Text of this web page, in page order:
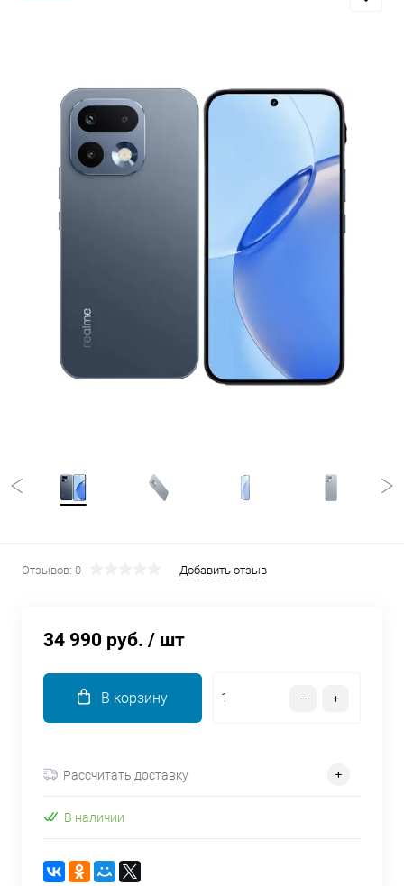
Отзывов: 0 Добавить отзыв
34 990 руб. / шт
В корзину
Рассчитать доставку
В наличии
Оплачивайте сегодня только
25% картой любого банка
с вашей карты
по25
plait.ru